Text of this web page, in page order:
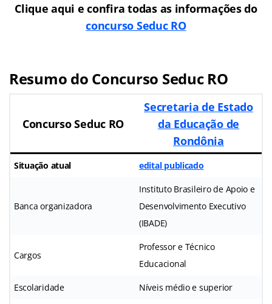
Clique aqui e confira todas as informações do
concurso Seduc RO
Resumo do Concurso Seduc RO
Concurso Seduc RO
Secretaria de Estado
da Educação de
Rondônia
Situação atual edital publicado
Banca organizadora
Instituto Brasileiro de Apoio e
Desenvolvimento Executivo
(IBADE)
Cargos
Professor e Técnico
Educacional
Escolaridade Níveis médio e superior